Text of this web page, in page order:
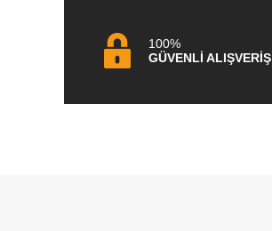
100%
GÜVENLİ ALIŞVERİŞ